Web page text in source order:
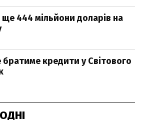
444 мільйони доларів на
кредити у Світового